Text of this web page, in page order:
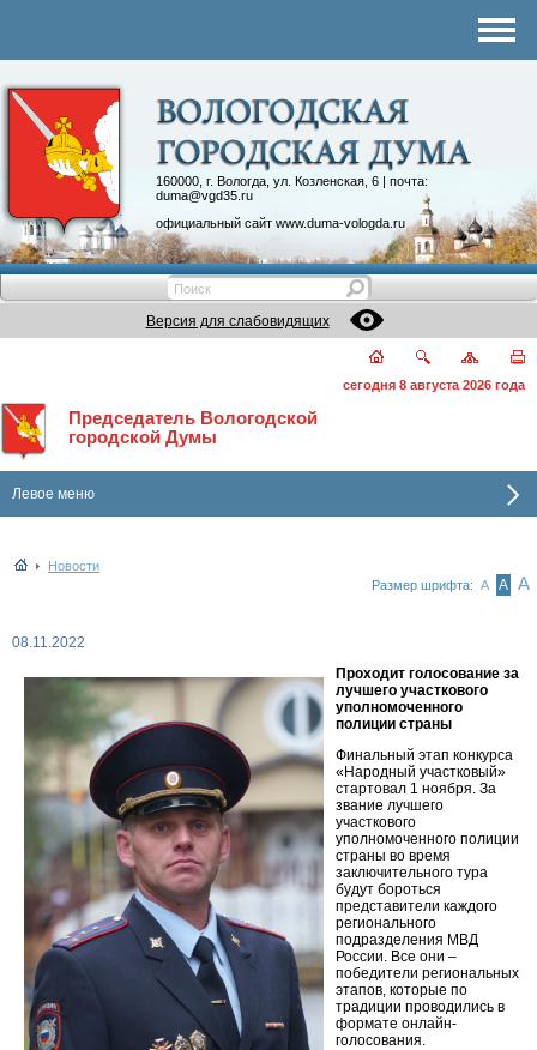
160000, г. Вологда, ул. Козленская, 6 | почта:
duma@vgd35.ru
официальный сайт www.duma-vologda.ru
Контакты
Депутатские объединения
Версия для слабовидящих
сегодня 8 августа 2026 года
Председатель Вологодской
городской Думы
Левое меню
Новости
Размер шрифта: А А А
08.11.2022
Проходит голосование за
лучшего участкового
уполномоченного
полиции страны
Финальный этап конкурса
«Народный участковый»
стартовал 1 ноября. За
звание лучшего
участкового
уполномоченного полиции
страны во время
заключительного тура
будут бороться
представители каждого
регионального
подразделения МВД
России. Все они –
победители региональных
этапов, которые по
традиции проводились в
формате онлайн-
голосования.